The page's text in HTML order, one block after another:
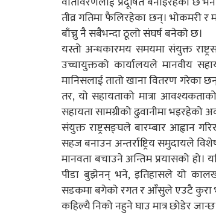
तीव्र गतिमा फैलिरहेका छन्। भोकमरी र
बाँच्नु नै सबैभन्दा ठूलो संघर्ष बनेको छ।
यस्तो अन्धकारमय समयमा संयुक्त
उच्चायुक्तको कार्यालयले मानवीय
मानिसलाई तातो खाना वितरण गरेका
तर, यो सहायताको मात्रा
सहायता सामग्रीको ढुवानीमा
संयुक्त राष्ट्रसङ्घले बारम्बार आह्वान
सहज बनाउन अन्तर्राष्ट्रिय समुदायले
मानवता बचाउने अन्तिम प्रयासको हो।
पीडा बुझेनन् भने, इतिहासले यो
सडकमा बगेको रगत र आँसुले एउटै कुरा
कहिल्यै निको नहुने घाउ मात्र छोडेर